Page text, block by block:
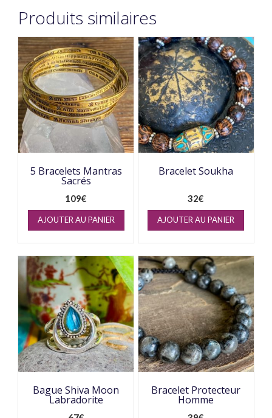
Produits similaires
5 Bracelets Mantras
Sacrés
109€
AJOUTER AU PANIER
Bracelet Soukha
32€
AJOUTER AU PANIER
Bague Shiva Moon
Labradorite
Bracelet Protecteur
Homme